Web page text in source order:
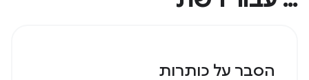
הסבר על כותרות